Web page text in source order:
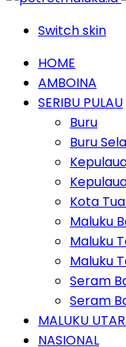
Switch skin
HOME
AMBOINA
SERIBU PULAU
Buru
Buru
Kota
Maluku
Maluku
Maluku
Seram
Seram
MALUKU
NASIONAL